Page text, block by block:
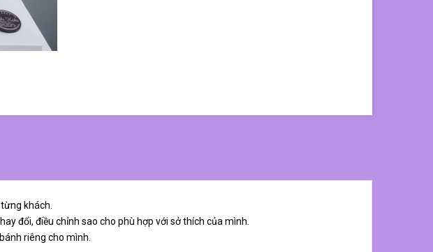
khách.
đổi, điều chỉnh sao cho phù hợp với sở thích của mình.
riêng cho mình.